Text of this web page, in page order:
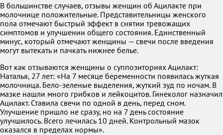
В большинстве случаев, отзывы женщин об Ацилакте при
молочнице положительные. Представительницы женского
пола отмечают быстрый эффект в снятии тревожащих
симптомов и улучшении общего состояния. Единственный
минус, который отмечают женщины — свечи после введения
могут вытекать и пачкать нижнее белье.
Вот как отзываются женщины о суппозиториях Ацилакт:
Наталья, 27 лет: «На 7 месяце беременности появилась жуткая
молочница. Бело-зеленые выделения, жуткий зуд по ночам. В
мазке нашли много грибков и лейкоцитов. Гинеколог назначил
Ацилакт. Ставила свечи по одной в день, перед сном.
Улучшение пришло не сразу, но на 7 день состояние
улучшилось. Всего лечилась 10 дней. Контрольный мазок
оказался в пределах нормы».